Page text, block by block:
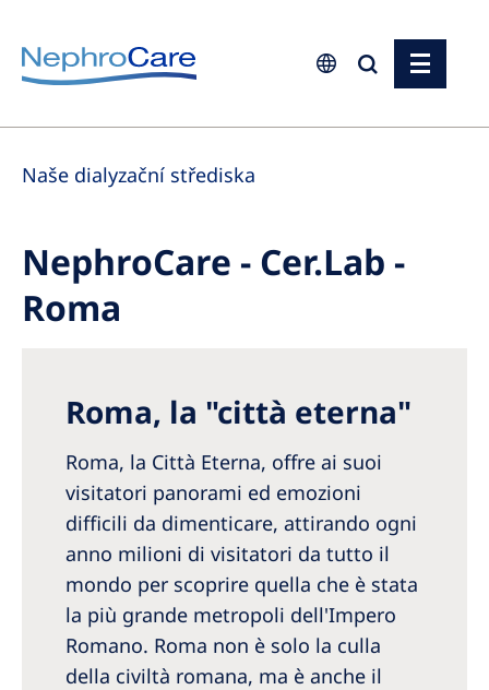
Europe
Czech Republic
Germany
Israel
Poland
Portugal
Romania
Russia
Serbia
Slovakia
Slovenia
Naše dialyzační střediska
NephroCare - Cer.Lab -
Roma
Roma, la "città eterna"
Roma, la Città Eterna, offre ai suoi
visitatori panorami ed emozioni
difficili da dimenticare, attirando ogni
anno milioni di visitatori da tutto il
mondo per scoprire quella che è stata
la più grande metropoli dell'Impero
Romano. Roma non è solo la culla
della civiltà romana, ma è anche il